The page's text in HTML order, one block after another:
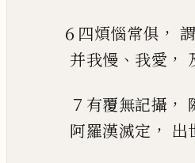
６四煩惱常俱 ， 謂
并我慢 、 我愛 ，
７ 有覆無記攝 ，
阿羅漢滅定 ， 出